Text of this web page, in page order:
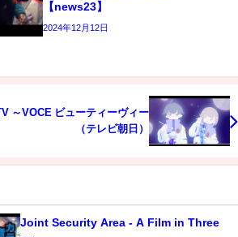
【news23】
2024年12月12日
～VOCE ビューティーヴィー
（テレビ朝日）
Joint Security Area - A Film in Three